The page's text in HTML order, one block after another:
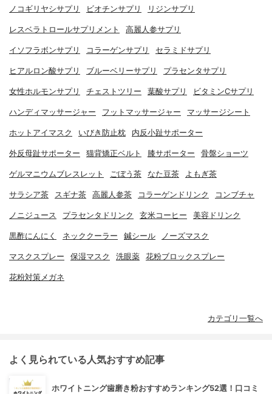
ノコギリヤシサプリ ビオチンサプリ リジンサプリ
レスベラトロールサプリメント 高麗人参サプリ
イソフラボンサプリ コラーゲンサプリ セラミドサプリ
ヒアルロン酸サプリ ブルーベリーサプリ プラセンタサプリ
女性ホルモンサプリ チェストツリー 葉酸サプリ ビタミンCサプリ
ハンディマッサージャー フットマッサージャー マッサージシート
ホットアイマスク いびき防止枕 内反小趾サポーター
外反母趾サポーター 猫背矯正ベルト 膝サポーター 骨盤ショーツ
ゲルマニウムブレスレット ごぼう茶 なた豆茶 よもぎ茶
サラシア茶 スギナ茶 高麗人参茶 コラーゲンドリンク コンブチャ
ノニジュース プラセンタドリンク 玄米コーヒー 美容ドリンク
黒酢にんにく ネッククーラー 鍼シール ノーズマスク
マスクスプレー 保湿マスク 洗眼薬 花粉ブロックスプレー
花粉対策メガネ
カテゴリ一覧へ
よく見られている人気おすすめ記事
ホワイトニング歯磨き粉おすすめランキング52選！口コミ